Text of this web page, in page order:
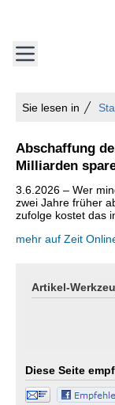
Sie lesen in
Abschaffung
Milliarden
3.6.2026 – Wer
zwei Jahre früher
zufolge kostet das
mehr auf Zeit
Artikel-
Diese Seite